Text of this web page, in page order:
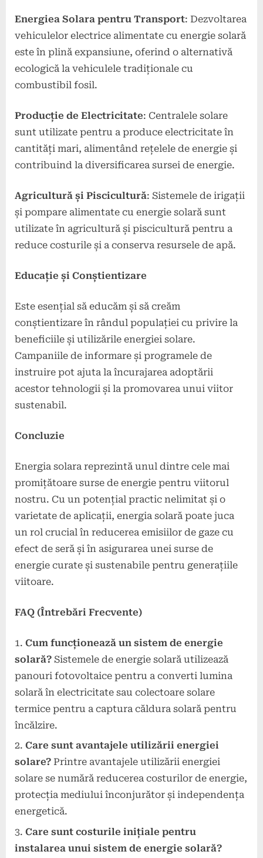
Energiea Solara pentru Transport: Dezvoltarea
vehiculelor electrice alimentate cu energie solară
este în plină expansiune, oferind o alternativă
ecologică la vehiculele tradiționale cu
combustibil fosil.
Producție de Electricitate: Centralele solare
sunt utilizate pentru a produce electricitate în
cantități mari, alimentând rețelele de energie și
contribuind la diversificarea sursei de energie.
Agricultură și Piscicultură: Sistemele de irigații
și pompare alimentate cu energie solară sunt
utilizate în agricultură și piscicultură pentru a
reduce costurile și a conserva resursele de apă.
Educație și Conștientizare
Este esențial să educăm și să creăm
conștientizare în rândul populației cu privire la
beneficiile și utilizările energiei solare.
Campaniile de informare și programele de
instruire pot ajuta la încurajarea adoptării
acestor tehnologii și la promovarea unui viitor
sustenabil.
Concluzie
Energia solara reprezintă unul dintre cele mai
promițătoare surse de energie pentru viitorul
nostru. Cu un potențial practic nelimitat și o
varietate de aplicații, energia solară poate juca
un rol crucial în reducerea emisiilor de gaze cu
efect de seră și în asigurarea unei surse de
energie curate și sustenabile pentru generațiile
viitoare.
FAQ (Întrebări Frecvente)
Cum funcționează un sistem de energie
solară? Sistemele de energie solară utilizează
panouri fotovoltaice pentru a converti lumina
solară în electricitate sau colectoare solare
termice pentru a captura căldura solară pentru
încălzire.
Care sunt avantajele utilizării energiei
solare? Printre avantajele utilizării energiei
solare se numără reducerea costurilor de energie,
protecția mediului înconjurător și independența
energetică.
Care sunt costurile inițiale pentru
instalarea unui sistem de energie solară?